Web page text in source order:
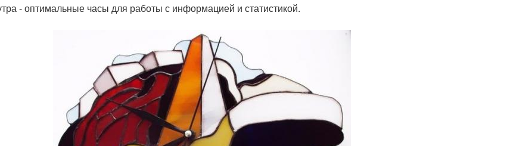
- оптимальные часы для работы с информацией и статистикой.